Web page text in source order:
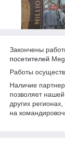
Закончены
посетителей
Работы
Наличие
позволяет
других
на